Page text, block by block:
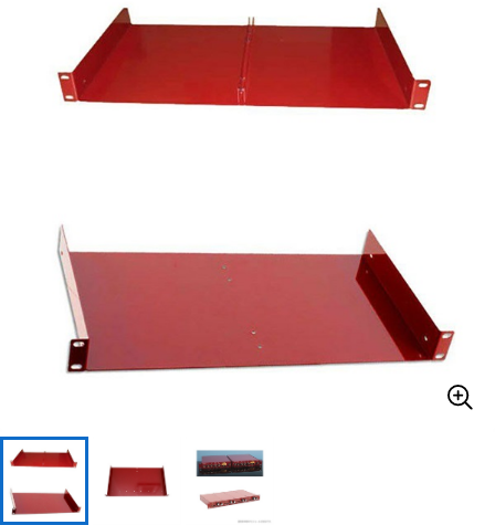
ベース
その他楽器
アンプ